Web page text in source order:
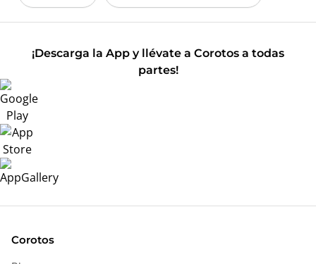
¡Descarga la App y llévate a Corotos a todas
partes!
Corotos